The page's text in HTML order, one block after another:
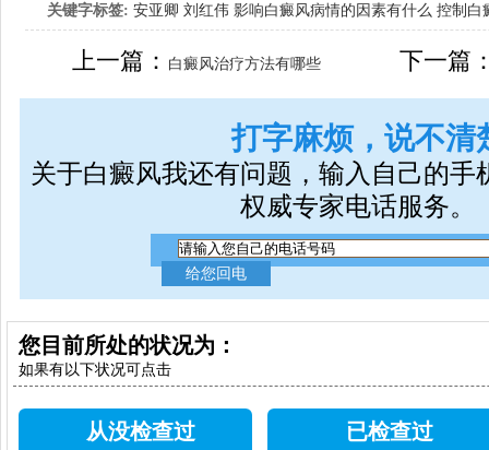
关键字标签: 安亚卿 刘红伟 影响白癜风病情的因素有什么 控制白
女生应该如何治疗呢
上一篇： 白癜风治疗方法有哪些 下一篇
打字麻烦，说不清
关于白癜风我还有问题，输入自己的手
权威专家电话服务。
您目前所处的状况为：
如果有以下状况可点击
从没检查过 已检查过